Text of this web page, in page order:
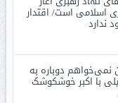
اسلامی است/ اقتدار
ندارد
دوباره به
با اکبر خوشکوشک